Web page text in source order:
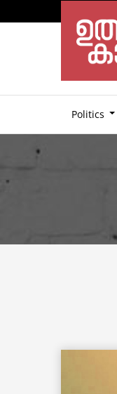
Politics